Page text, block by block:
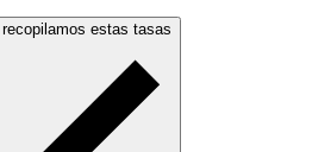
estas tasas